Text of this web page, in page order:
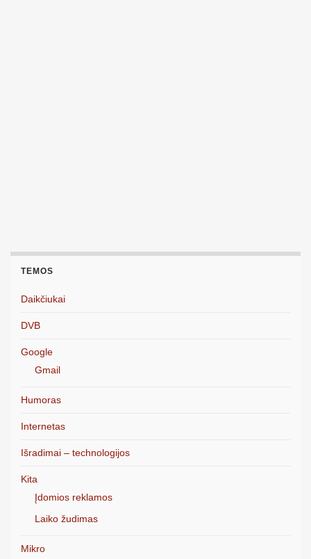
TEMOS
Daikčiukai
DVB
Google
Gmail
Humoras
Internetas
Išradimai – technologijos
Kita
Įdomios reklamos
Laiko žudimas
Mikro